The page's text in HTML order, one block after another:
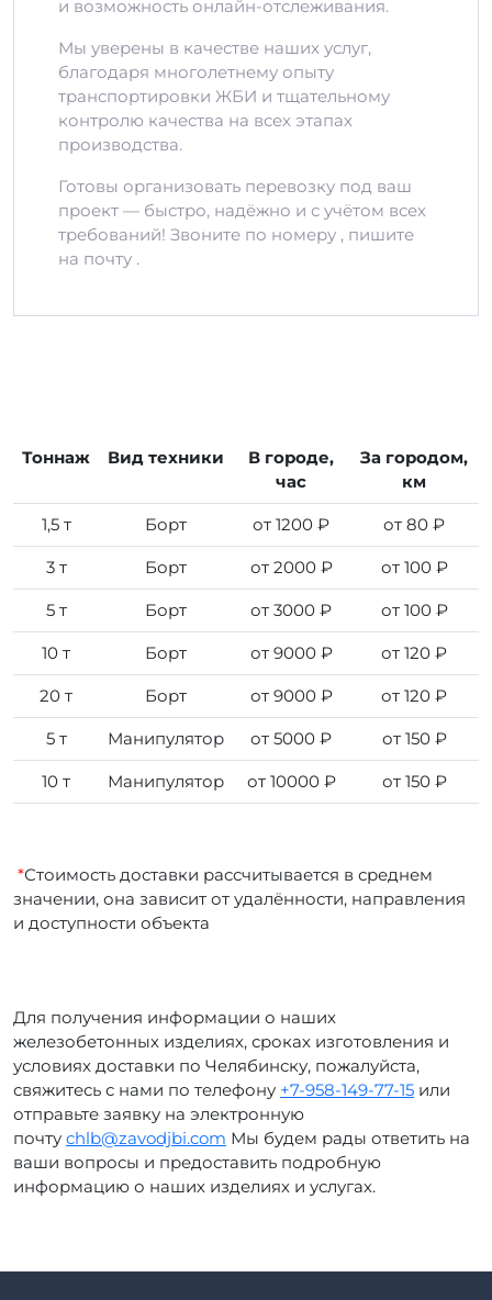
и возможность онлайн-отслеживания.
Мы уверены в качестве наших услуг,
благодаря многолетнему опыту
транспортировки ЖБИ и тщательному
контролю качества на всех этапах
производства.
Готовы организовать перевозку под ваш
проект — быстро, надёжно и с учётом всех
требований! Звоните по номеру , пишите
на почту .
Тоннаж Вид техники
В городе,
час
За городом,
км
1,5 т Борт от 1200 ₽ от 80 ₽
3 т Борт от 2000 ₽ от 100 ₽
5 т Борт от 3000 ₽ от 100 ₽
10 т Борт от 9000 ₽ от 120 ₽
20 т Борт от 9000 ₽ от 120 ₽
5 т Манипулятор от 5000 ₽ от 150 ₽
10 т Манипулятор от 10000 ₽ от 150 ₽
*Стоимость доставки рассчитывается в среднем
значении, она зависит от удалённости, направления
и доступности объекта
Для получения информации о наших
железобетонных изделиях, сроках изготовления и
условиях доставки по Челябинску, пожалуйста,
свяжитесь с нами по телефону +7-958-149-77-15 или
отправьте заявку на электронную
почту chlb@zavodjbi.com Мы будем рады ответить на
ваши вопросы и предоставить подробную
информацию о наших изделиях и услугах.